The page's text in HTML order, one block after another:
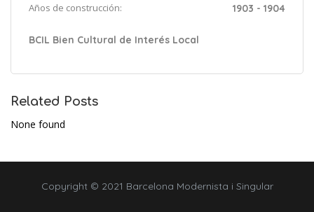
Años de construcción: 1903 - 1904
BCIL Bien Cultural de Interés Local
Related Posts
None found
Copyright © 2021 Barcelona Modernista i Singular